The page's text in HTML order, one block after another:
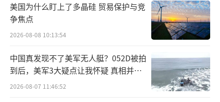
美国为什么盯上了多晶硅 贸易保护与竞
争焦点
2026-08-08 10:13:54
中国真发现不了美军无人艇？052D被拍
到后，美军3大疑点让我怀疑 真相并非
如此
2026-08-07 11:46:52